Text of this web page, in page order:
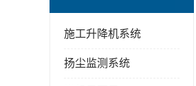
施工升降机系统
扬尘监测系统